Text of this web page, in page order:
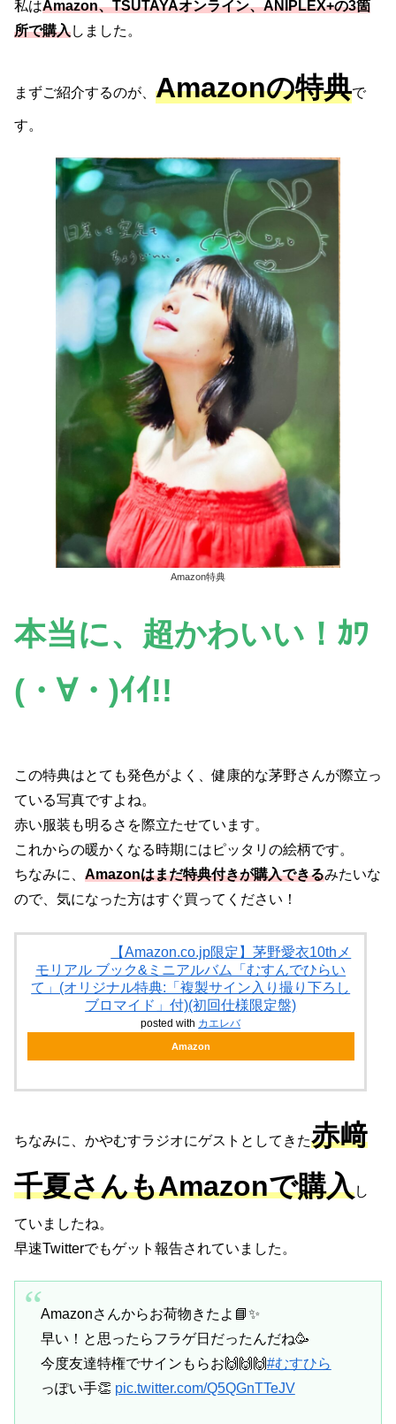
私はAmazon、TSUTAYAオンライン、ANIPLEX+の3箇
所で購入しました。
まずご紹介するのが、 Amazonの特典で
す。
Amazon特典
本当に、超かわいい！ｶﾜ
(・∀・)ｲｲ!!
この特典はとても発色がよく、健康的な茅野さんが際立っ
ている写真ですよね。
赤い服装も明るさを際立たせています。
これからの暖かくなる時期にはピッタリの絵柄です。
ちなみに、 Amazonはまだ特典付きが購入できるみたいな
ので、気になった方はすぐ買ってください！
【Amazon.co.jp限定】茅野愛衣10thメ
モリアル ブック&ミニアルバム「むすんでひらい
て」(オリジナル特典:「複製サイン入り撮り下ろし
ブロマイド」付)(初回仕様限定盤)
posted with カエレバ
Amazon
ちなみに、かやむすラジオにゲストとしてきた赤﨑
千夏さんもAmazonで購入し
ていましたね。
早速Twitterでもゲット報告されていました。
Amazonさんからお荷物きたよ📘✨
早い！と思ったらフラゲ日だったんだね🥳
今度友達特権でサインもらお🙌🙌🙌#むすひら
っぽい手👏 pic.twitter.com/Q5QGnTTeJV